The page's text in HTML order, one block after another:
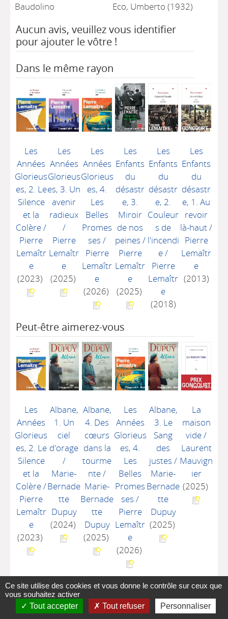
Baudolino
Eco, Umberto (1932)
Aucun avis, veuillez vous identifier
pour ajouter le vôtre !
Dans le même rayon
Les
Années
Glorieus
es, 2. Le
Silence
et la
Colère/
Pierre
Lemaîtr
e
(2023)
Les
Années
Glorieus
es, 3. Un
avenir
radieux
/
Pierre
Lemaîtr
e
(2025)
Les
Années
Glorieus
es, 4.
Les
Belles
Promes
ses /
Pierre
Lemaîtr
e
(2026)
Les
Enfants
du
désastr
e, 3.
Miroir
de nos
peines /
Pierre
Lemaîtr
e
(2025)
Les
Enfants
du
désastr
e, 2.
Couleur
s de
l'incendi
e/
Pierre
Lemaîtr
e
(2018)
Les
Enfants
du
désastr
e, 1. Au
revoir
là-haut/
Pierre
Lemaîtr
e
(2013)
Peut-être aimerez-vous
Les
Années
Glorieus
es, 2. Le
Silence
et la
Colère/
Pierre
Lemaîtr
e
(2023)
Albane,
1. Un
ciel
d'orage
/
Marie-
Bernade
tte
Dupuy
(2024)
Albane,
4. Des
cœurs
dans la
tourme
nte/
Marie-
Bernade
tte
Dupuy
(2025)
Les
Années
Glorieus
es, 4.
Les
Belles
Promes
ses /
Pierre
Lemaîtr
e
(2026)
Albane,
3. Le
Sang
des
justes /
Marie-
Bernade
tte
Dupuy
(2025)
La
maison
vide/
Laurent
Mauvign
ier
(2025)
A- A A+
Ce site utilise des cookies et vous donne le contrôle sur ceux que
vous souhaitez activer
Tout accepter
Tout refuser Personnaliser